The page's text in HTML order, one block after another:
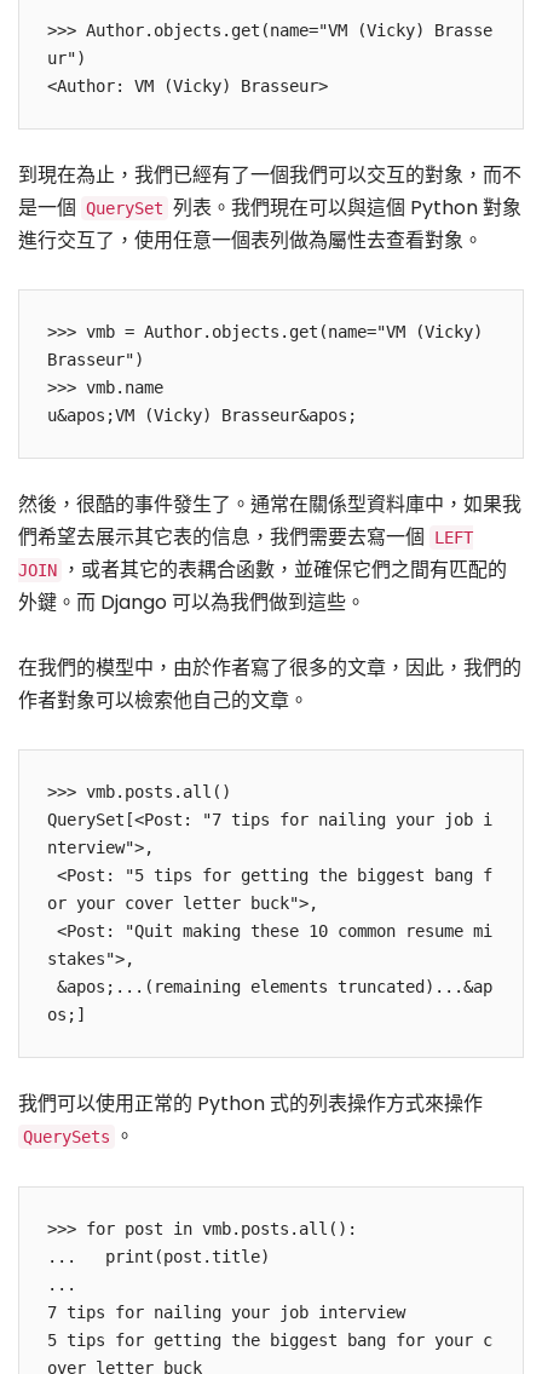
>>> Author.objects.get(name="VM (Vicky) Brasse
ur")
到現在為止，我們已經有了一個我們可以交互的對象，而不
是一個 QuerySet 列表。我們現在可以與這個 Python 對象
進行交互了，使用任意一個表列做為屬性去查看對象。
>>> vmb = Author.objects.get(name="VM (Vicky)
Brasseur")
>>> vmb.name
然後，很酷的事件發生了。通常在關係型資料庫中，如果我
們希望去展示其它表的信息，我們需要去寫一個
LEFT
JOIN
，或者其它的表耦合函數，並確保它們之間有匹配的
外鍵。而 Django 可以為我們做到這些。
在我們的模型中，由於作者寫了很多的文章，因此，我們的
作者對象可以檢索他自己的文章。
>>> vmb.posts.all()
QuerySet[<Post: "7 tips for nailing your job i
nterview">,
<Post: "5 tips for getting the biggest bang f
or your cover letter buck">,
<Post: "Quit making these 10 common resume mi
stakes">,
&apos;...(remaining elements truncated)...&ap
我們可以使用正常的 Python 式的列表操作方式來操作
QuerySets 。
>>> for post in vmb.posts.all():
...   print(post.title)
...
7 tips for nailing your job interview
5 tips for getting the biggest bang for your c
over letter buck